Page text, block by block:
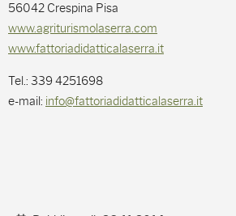
56042 Crespina Pisa
www.agriturismolaserra.com
www.fattoriadidatticalaserra.it
Tel.: 339 4251698
e-mail: info@fattoriadidatticalaserra.it